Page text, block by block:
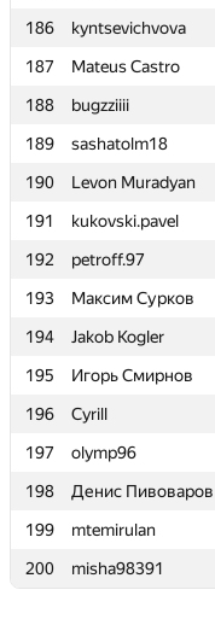
186
kyntsevichvova
187
Mateus Castro
188
bugzziiii
189
sashatolm18
190
Levon Muradyan
191
kukovski.pavel
192
petroff.97
193
Максим Сурков
194
Jakob Kogler
195
Игорь Смирнов
196
Cyrill
197
olymp96
198
Денис Пивоваров
199
mtemirulan
200
misha98391
186
kyntsevichvova
187
Mateus Castro
188
bugzziiii
189
sashatolm18
190
Levon Muradyan
191
kukovski.pavel
192
petroff.97
193
Максим Сурков
194
Jakob Kogler
195
Игорь Смирнов
196
Cyrill
197
olymp96
198
Денис Пивоваров
199
mtemirulan
200
misha98391